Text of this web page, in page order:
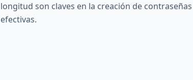
longitud son claves en la creación de contraseñas
efectivas.